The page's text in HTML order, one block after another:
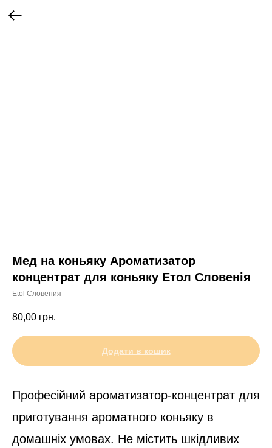
Мед на коньяку Ароматизатор
концентрат для коньяку Етол Словенія
Etol Словения
80,00 грн.
Додати в кошик
Професійний ароматизатор-концентрат для
приготування ароматного коньяку в
домашніх умовах. Не містить шкідливих